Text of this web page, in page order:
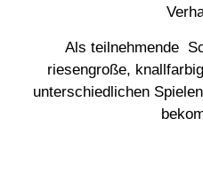
Als teilnehmende
riesengroße,
unterschiedlichen